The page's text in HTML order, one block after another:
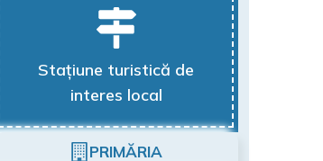
Stațiune turistică de
interes local
PRIMĂRIA